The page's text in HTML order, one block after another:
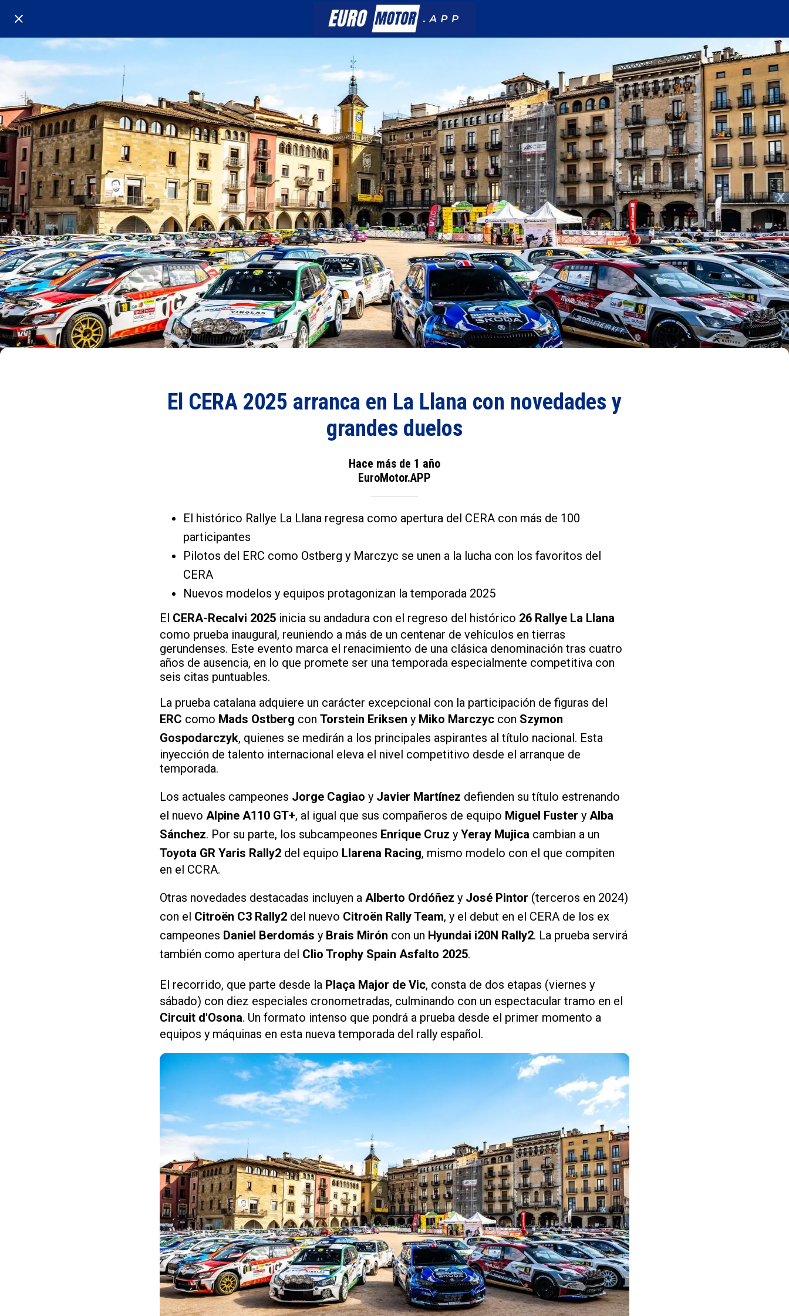
El CERA 2025 arranca en La Llana con novedades y
grandes duelos
Hace más de 1 año
EuroMotor.APP
El histórico Rallye La Llana regresa como apertura del CERA con más de 100
participantes
Pilotos del ERC como Ostberg y Marczyc se unen a la lucha con los favoritos del
CERA
Nuevos modelos y equipos protagonizan la temporada 2025
El CERA-Recalvi 2025 inicia su andadura con el regreso del histórico 26 Rallye La Llana
como prueba inaugural, reuniendo a más de un centenar de vehículos en tierras
gerundenses. Este evento marca el renacimiento de una clásica denominación tras cuatro
años de ausencia, en lo que promete ser una temporada especialmente competitiva con
seis citas puntuables.
La prueba catalana adquiere un carácter excepcional con la participación de figuras del
ERC como Mads Ostberg con Torstein Eriksen y Miko Marczyc con Szymon
Gospodarczyk, quienes se medirán a los principales aspirantes al título nacional. Esta
inyección de talento internacional eleva el nivel competitivo desde el arranque de
temporada.
Los actuales campeones Jorge Cagiao y Javier Martínez defienden su título estrenando
el nuevo Alpine A110 GT+, al igual que sus compañeros de equipo Miguel Fuster y Alba
Sánchez. Por su parte, los subcampeones Enrique Cruz y Yeray Mujica cambian a un
Toyota GR Yaris Rally2 del equipo Llarena Racing, mismo modelo con el que compiten
en el CCRA.
Otras novedades destacadas incluyen a Alberto Ordóñez y José Pintor (terceros en 2024)
con el Citroën C3 Rally2 del nuevo Citroën Rally Team, y el debut en el CERA de los ex
campeones Daniel Berdomás y Brais Mirón con un Hyundai i20N Rally2. La prueba servirá
también como apertura del Clio Trophy Spain Asfalto 2025.
El recorrido, que parte desde la Plaça Major de Vic, consta de dos etapas (viernes y
sábado) con diez especiales cronometradas, culminando con un espectacular tramo en el
Circuit d'Osona. Un formato intenso que pondrá a prueba desde el primer momento a
equipos y máquinas en esta nueva temporada del rally español.